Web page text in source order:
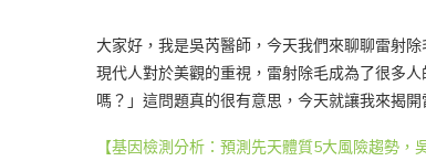
大家好，我是吳芮醫師，今天我們來聊聊雷射
現代人對於美觀的重視，雷射除毛成為了很多
嗎？」這問題真的很有意思，今天就讓我來揭開
【基因檢測分析：預測先天體質5大風險趨勢，